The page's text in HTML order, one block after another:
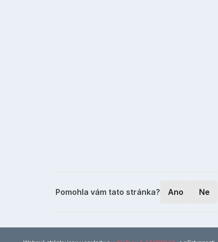
Pomohla vám tato stránka? Ano Ne